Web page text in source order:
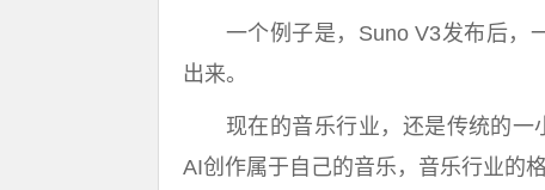
一个例子是，Suno V3发布后，
出来。
现在的音乐行业，还是传统的一
AI创作属于自己的音乐，音乐行业的